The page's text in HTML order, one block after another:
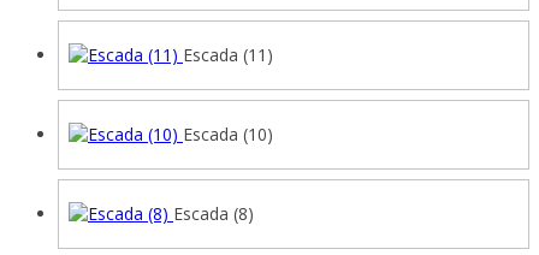
Escada (11)
Escada (10)
Escada (8)